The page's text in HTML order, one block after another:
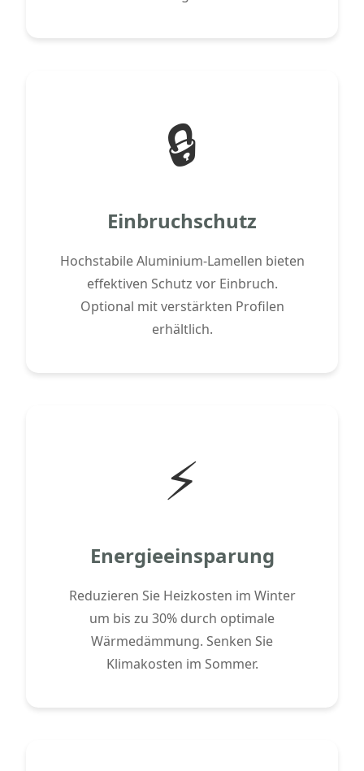
🔒
Einbruchschutz
Hochstabile Aluminium-Lamellen bieten
effektiven Schutz vor Einbruch.
Optional mit verstärkten Profilen
erhältlich.
⚡
Energieeinsparung
Reduzieren Sie Heizkosten im Winter
um bis zu 30% durch optimale
Wärmedämmung. Senken Sie
Klimakosten im Sommer.